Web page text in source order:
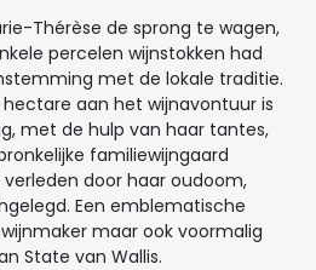
Thérèse de sprong te wagen,
percelen wijnstokken had
met de lokale traditie.
aan het wijnavontuur is
met de hulp van haar tantes,
familiewijngaard
door haar oudoom,
Een emblematische
maar ook voormalig
State van Wallis.